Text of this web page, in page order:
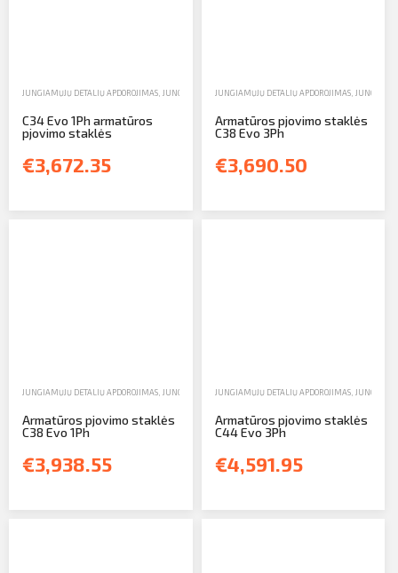
JUNGIAMŲJŲ DETALIŲ APDOROJIMAS JUNGIAMŲJŲ DETALIŲ PJAUSTYTUVAI,PARDAVIMAS
C34 Evo 1Ph armatūros
pjovimo staklės
€3,672.35
JUNGIAMŲJŲ DETALIŲ APDOROJIMAS,
Armatūros pjovimo staklės
C38 Evo 3Ph
€3,690.50
JUNGIAMŲJŲ DETALIŲ APDOROJIMAS JUNGIAMŲJŲ DETALIŲ PJAUSTYTUVAI,PARDAVIMAS
Armatūros pjovimo staklės
C38 Evo 1Ph
€3,938.55
JUNGIAMŲJŲ DETALIŲ APDOROJIMAS,
Armatūros pjovimo staklės
C44 Evo 3Ph
€4,591.95